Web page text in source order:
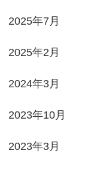
2025年7月
2025年2月
2024年3月
2023年10月
2023年3月